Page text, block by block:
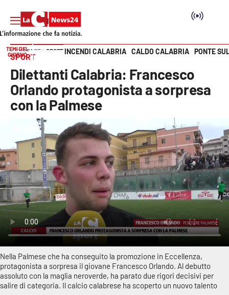
SEZIONI
Cronaca
Politica
Attualità
Economia e lavoro
Italia Mondo
Sanità
Sport
Cultura
Vai
TEMI DEL
GIORNO
INCENDI CALABRIA CALDO CALABRIA PONTE
HOME PAGE SPORT
SPORT
Dilettanti Calabria: Francesco
Orlando protagonista a sorpresa
con la Palmese
Nella Palmese che ha conseguito la promozione in Eccellenza,
protagonista a sorpresa il giovane Francesco Orlando. Al debutto
assoluto con la maglia neroverde, ha parato due rigori decisivi per
salire di categoria. Il calcio calabrese ha scoperto un nuovo talento